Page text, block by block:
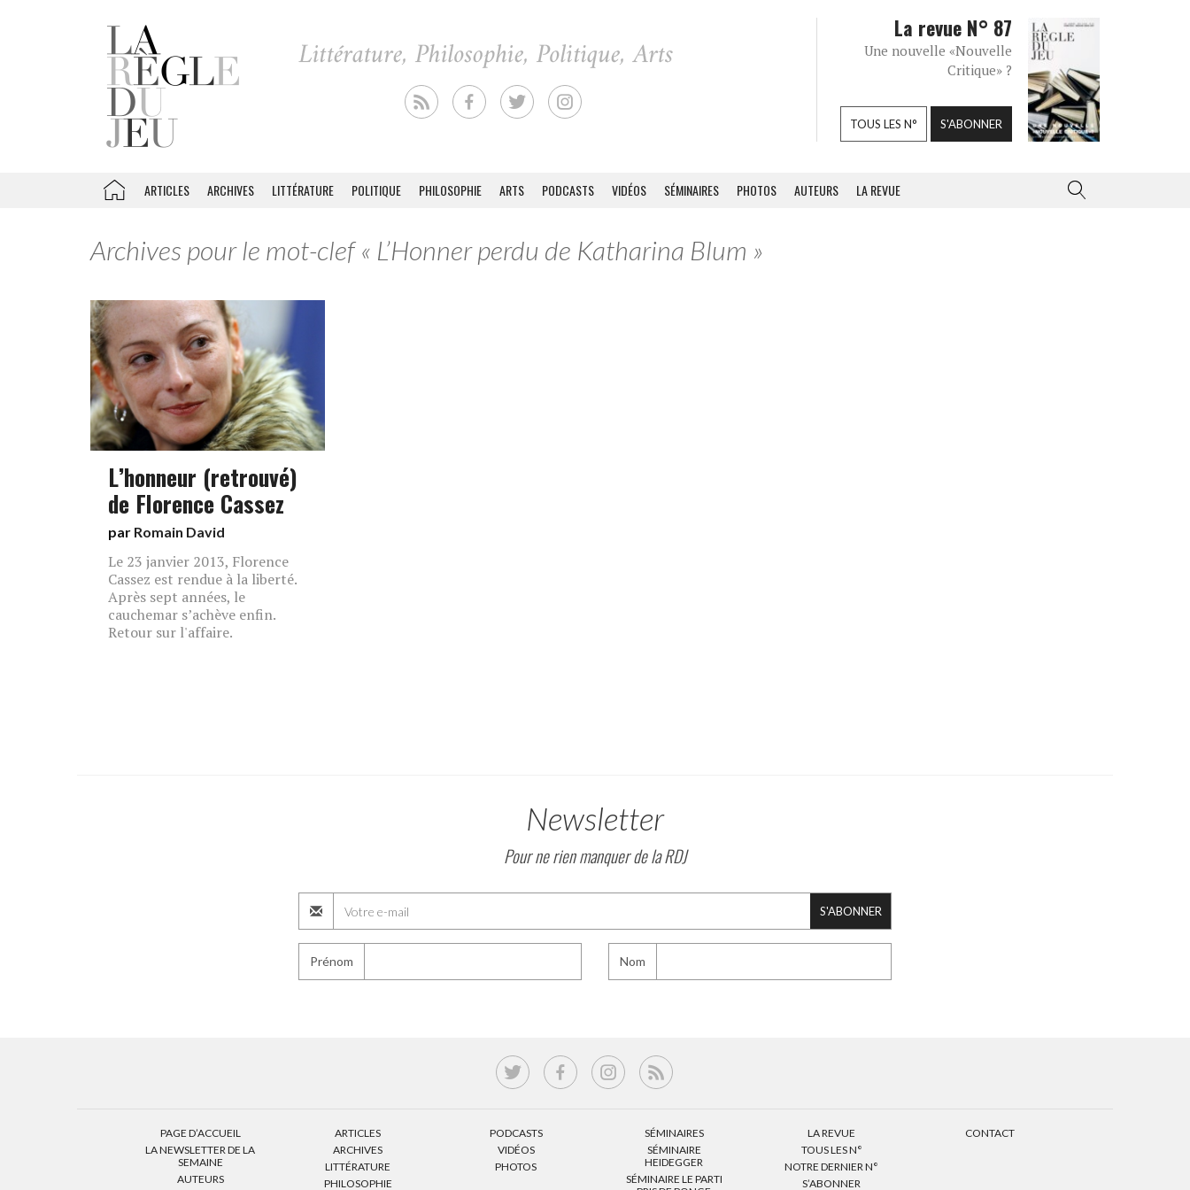
La revue N° 87
Une nouvelle «Nouvelle
Critique» ?
TOUS LES N° S'ABONNER
ARTICLES ARCHIVES LITTÉRATURE POLITIQUE PHILOSOPHIE ARTS PODCASTS VIDÉOS SÉMINAIRES PHOTOS AUTEURS LA REVUE
Archives pour le mot-clef « L’Honner perdu de Katharina Blum »
L’honneur (retrouvé)
de Florence Cassez
par Romain David
Le 23 janvier 2013, Florence
Cassez est rendue à la liberté.
Après sept années, le
cauchemar s’achève enfin.
Retour sur l'affaire.
Newsletter
Pour ne rien manquer de la RDJ
S'ABONNER
Prénom Nom
PAGE D’ACCUEIL
LA NEWSLETTER DE LA
SEMAINE
AUTEURS
ARTICLES
ARCHIVES
LITTÉRATURE
PHILOSOPHIE
PODCASTS
VIDÉOS
PHOTOS
SÉMINAIRES
SÉMINAIRE
HEIDEGGER
SÉMINAIRE LE PARTI
LA REVUE
TOUS LES N°
NOTRE DERNIER N°
S’ABONNER
CONTACT